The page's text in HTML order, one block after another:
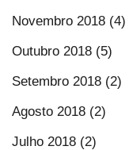
Novembro 2018 (4)
Outubro 2018 (5)
Setembro 2018 (2)
Agosto 2018 (2)
Julho 2018 (2)